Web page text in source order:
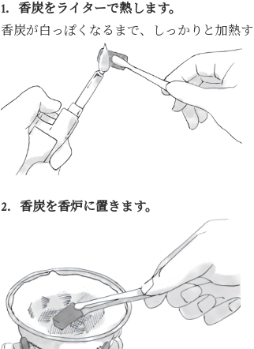
1．香炭をライターで熱します。
香炭が白っぽくなるまで、しっかりと加熱す
2．香炭を香炉に置きます。